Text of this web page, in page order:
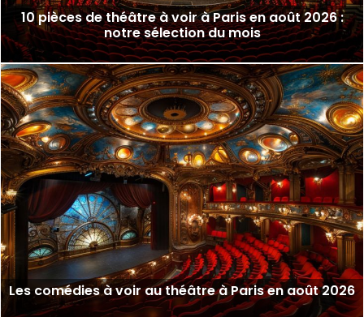
10 pièces de théâtre à voir à Paris en août 2026 :
notre sélection du mois
Les comédies à voir au théâtre à Paris en août 2026